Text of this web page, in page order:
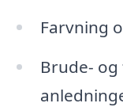
Farvning
Brude-